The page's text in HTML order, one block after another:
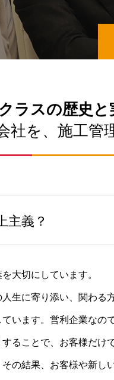
ラスの歴史と
社を、施工
主義？
大切にしています。
生に寄り添い、関わる
います。営利企業なの
ることで、お客様だけ
の結果、お客様や新し